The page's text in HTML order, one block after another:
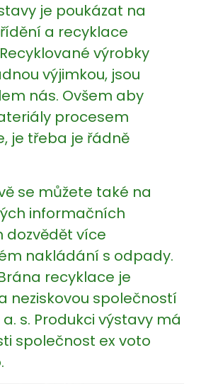
je poukázat na
a recyklace
výrobky
výjimkou, jsou
nás. Ovšem aby
procesem
je třeba je řádně
se můžete také na
informačních
dozvědět více
nakládání s odpady.
recyklace je
neziskovou společností
a. s. Produkci výstavy má
společnost ex voto